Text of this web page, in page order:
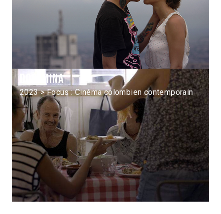
Dopamina
2023 > Focus : Cinéma colombien contemporain